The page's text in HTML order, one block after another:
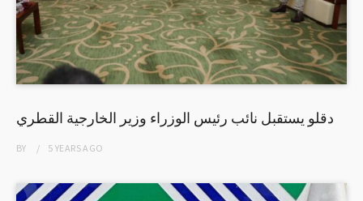
دقلو يستقبل نائب رئيس الوزراء وزير الخارجية القطري
BY 5 YEARSAGO